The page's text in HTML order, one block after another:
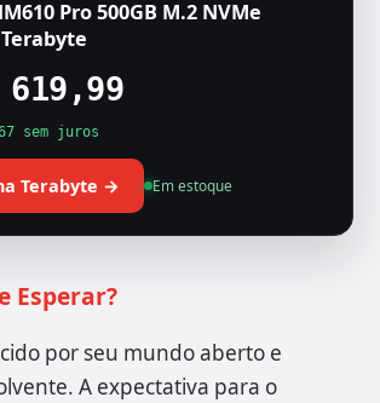
Pro 500GB M.2 NVMe
sem juros
Terabyte → Em estoque
Esperar?
por seu mundo aberto e
A expectativa para o